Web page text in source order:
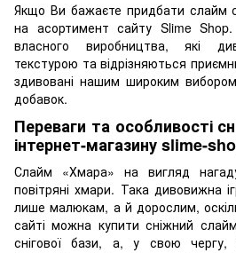
Якщо Ви бажаєте придбати слайм
на асортимент сайту Slime
власного виробництва, які
текстурою та відрізняються
здивовані нашим широким вибором
добавок.
Переваги та особливості
інтернет-магазину slime-
Слайм «Хмара» на вигляд
повітряні хмари. Така дивовижна
лише малюкам, а й дорослим,
сайті можна купити сніжний
снігової бази, а, у свою